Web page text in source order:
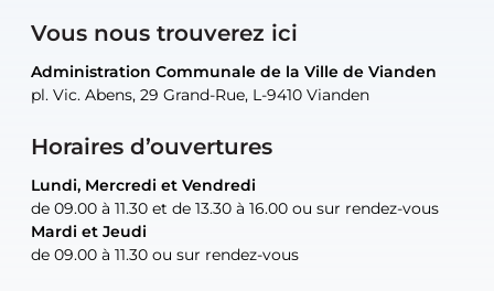
Vous nous trouverez ici
Administration Communale de la Ville de Vianden
pl. Vic. Abens, 29 Grand-Rue, L-9410 Vianden
Horaires d’ouvertures
Lundi, Mercredi et Vendredi
de 09.00 à 11.30 et de 13.30 à 16.00 ou sur rendez-vous
Mardi et Jeudi
de 09.00 à 11.30 ou sur rendez-vous
Administration Communale de la Ville de Vianden
pl. Vic. Abens, 29 Grand-Rue, L-9410 Vianden
Lundi, Mercredi et Vendredi
de 09.00 à 11.30 et de 13.30 à 16.00 ou sur rendez-vous
Mardi et Jeudi
de 09.00 à 11.30 ou sur rendez-vous
Administration Communale de la Ville de Vianden
pl. Vic. Abens, 29 Grand-Rue, L-9410 Vianden
uniquement sur rendez-vous
Administration Communale de la Ville de Vianden
pl. Vic. Abens, 29 Grand-Rue, L-9410 Vianden
uniquement sur rendez-vous
Atelier Communal de la Ville de Vianden
30, rue Neugarten, L-9422 Vianden
uniquement sur rendez-vous